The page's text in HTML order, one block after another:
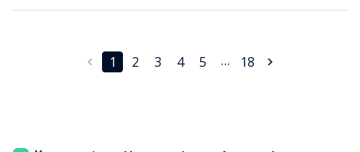
1 2 3 4 5 … 18